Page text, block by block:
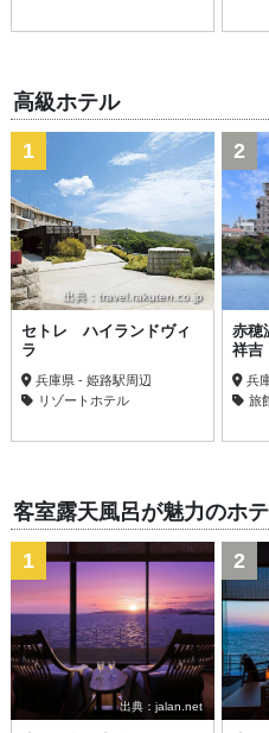
高級ホテル
出典：travel.rakuten.co.jp
1
セトレ ハイランドヴィ
ラ
兵庫県 - 姫路駅周辺
リゾートホテル
2
赤
祥吉
兵
旅
客室露天風呂が魅力のホ
出典：jalan.net
1 2